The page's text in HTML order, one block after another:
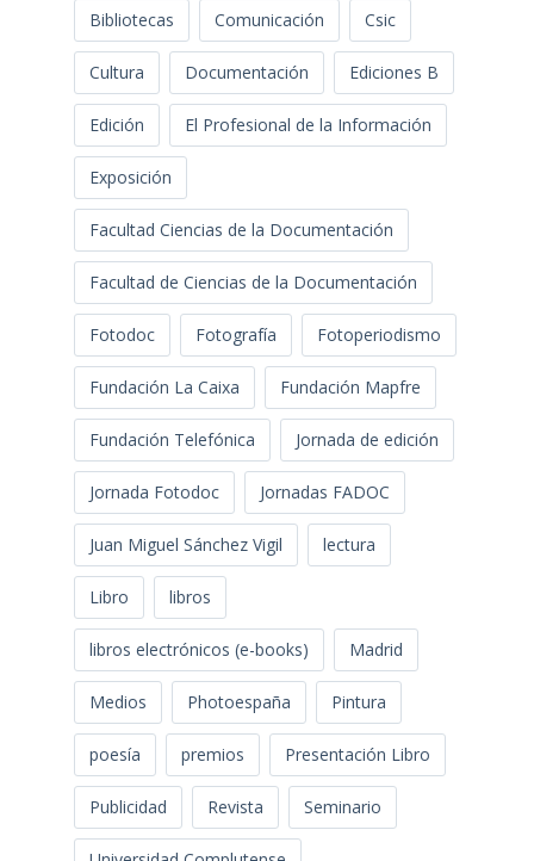
Bibliotecas
Comunicación Csic
Cultura Documentación Ediciones B
Edición El Profesional de la Información
Exposición
Facultad Ciencias de la Documentación
Facultad de Ciencias de la Documentación
Fotodoc Fotografía Fotoperiodismo
Fundación La Caixa Fundación Mapfre
Fundación Telefónica Jornada de edición
Jornada Fotodoc Jornadas FADOC
Juan Miguel Sánchez Vigil lectura
Libro libros
libros electrónicos (e-books) Madrid
Medios Photoespaña Pintura
poesía premios Presentación Libro
Publicidad Revista Seminario